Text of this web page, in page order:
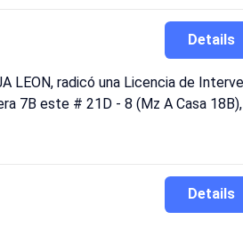
Details
LEON, radicó una Licencia de
7B este # 21D - 8 (Mz A Casa
Details